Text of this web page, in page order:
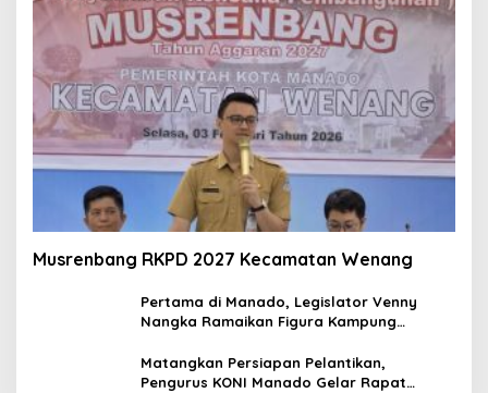
Musrenbang RKPD 2027 Kecamatan Wenang
Pertama di Manado, Legislator Venny
Nangka Ramaikan Figura Kampung
Matangkan Persiapan Pelantikan,
Pengurus KONI Manado Gelar Rapat